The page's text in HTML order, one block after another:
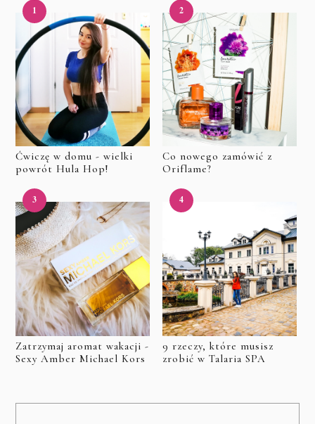
Ćwiczę w domu - wielki
powrót Hula Hop!
Co nowego zamówić z
Oriflame?
Zatrzymaj aromat wakacji -
Sexy Amber Michael Kors
9 rzeczy, które musisz
zrobić w Talaria SPA